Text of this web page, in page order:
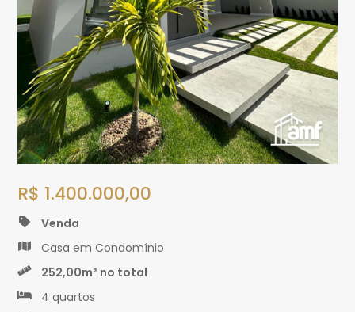
R$ 1.400.000,00
Venda
Casa em Condomínio
252,00m² no total
4 quartos